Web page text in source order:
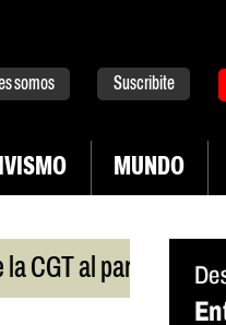
somos Suscribite
MUNDO
al paro universitario